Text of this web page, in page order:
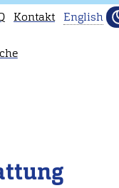
Kontakt English